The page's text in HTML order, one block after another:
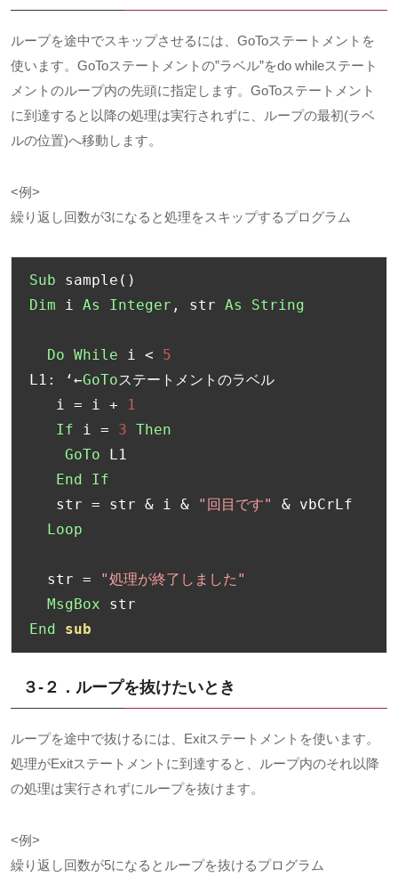
ループを途中でスキップさせるには、 GoToステートメントを
使います。GoToステートメントの”ラベル”をdo whileステート
メントのループ内の先頭に指定します。GoToステートメント
に到達すると以降の処理は実行されずに、ループの最初(ラベ
ルの位置)へ移動します。
<例>
繰り返し回数が3になると処理をスキップするプログラム
Sub sample ()
Dim i As Integer , str As String
Do While i <
5
L1 : ‘←GoToステートメントのラベル
   i
= i +
1
If i = 3 Then
GoTo L1
End
If
   str
= str & i & "回目です" & vbCrLf
Loop
  str
=
"処理が終了しました"
MsgBox
End
sub
３-２．ループを抜けたいとき
ループを途中で抜けるには、 Exitステートメントを使います。
処理がExitステートメントに到達すると、ループ内のそれ以降
の処理は実行されずにループを抜けます。
<例>
繰り返し回数が5になるとループを抜けるプログラム